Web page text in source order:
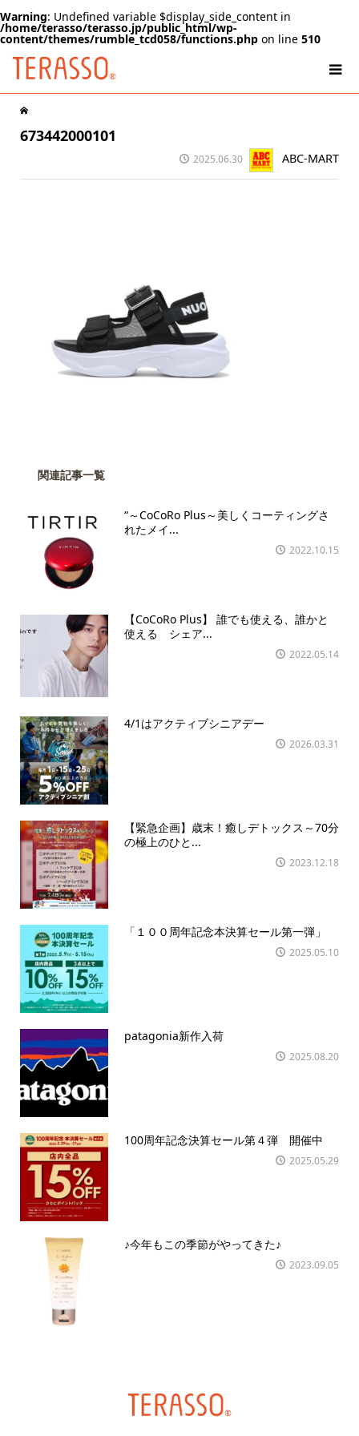
Warning: Undefined variable $display_side_content in
/home/terasso/terasso.jp/public_html/wp-
content/themes/rumble_tcd058/functions.php on line 510
673442000101
2025.06.30 ABC-MART
関連記事一覧
“～CoCoRo Plus～美しくコーティングさ
れたメイ...
2022.10.15
【CoCoRo Plus】 誰でも使える、誰かと
使える シェア...
2022.05.14
4/1はアクティブシニアデー
2026.03.31
【緊急企画】歳末！癒しデトックス～70分
の極上のひと...
2023.12.18
「１００周年記念本決算セール第一弾」
2025.05.10
patagonia新作入荷
2025.08.20
100周年記念決算セール第４弾 開催中
2025.05.29
♪今年もこの季節がやってきた♪
2023.09.05